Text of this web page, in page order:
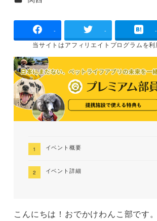
- - -
当サイトはアフィリエイトプログラムを利
イベント概要
イベント詳細
こんにちは！おでかけわんこ部です